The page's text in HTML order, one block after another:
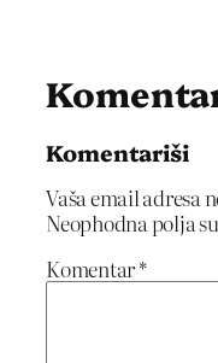
Komentariši
Vaša email adresa
Neophodna polja
Komentar*